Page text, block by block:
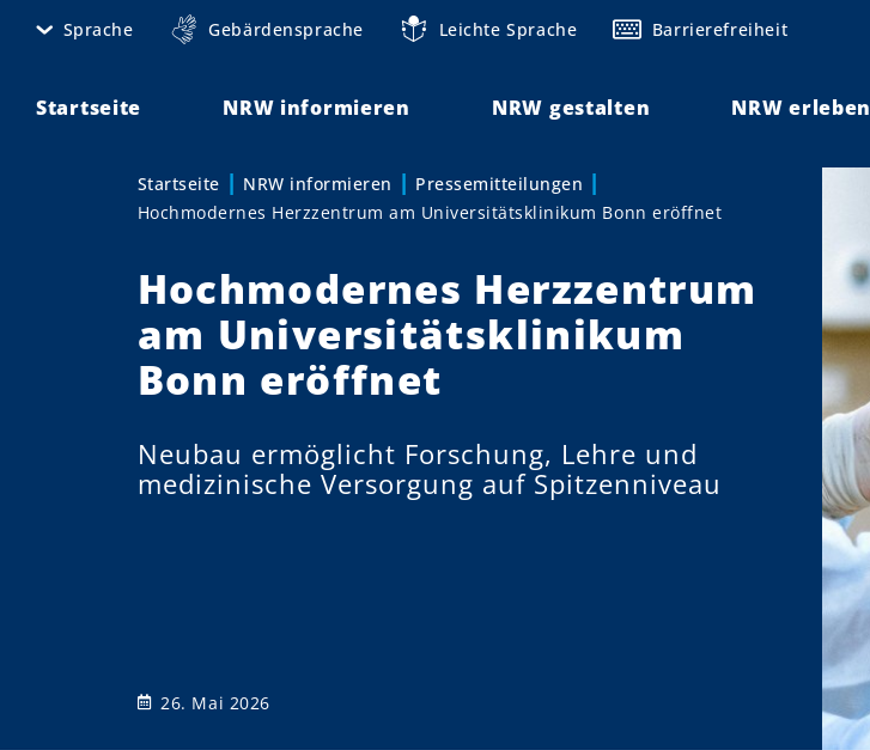
Sprache Gebärdensprache Leichte Sprache Barrierefreiheit
Startseite NRW informieren NRW gestalten NRW erleben
Sie sind hier:
Startseite NRW informieren
Pressemitteilungen
Hochmodernes Herzzentrum am Universitätsklinikum Bonn eröffnet
Hochmodernes Herzzentrum
am Universitätsklinikum
Bonn eröffnet
Neubau ermöglicht Forschung, Lehre und
medizinische Versorgung auf Spitzenniveau
26. Mai 2026